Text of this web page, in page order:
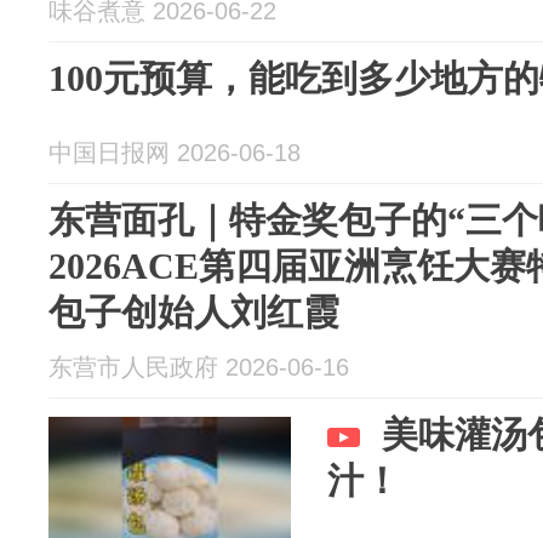
味谷煮意 2026-06-22
100元预算，能吃到多少地方
中国日报网 2026-06-18
东营面孔｜特金奖包子的“三
2026ACE第四届亚洲烹饪大赛
包子创始人刘红霞
东营市人民政府 2026-06-16
美味灌汤
汁！